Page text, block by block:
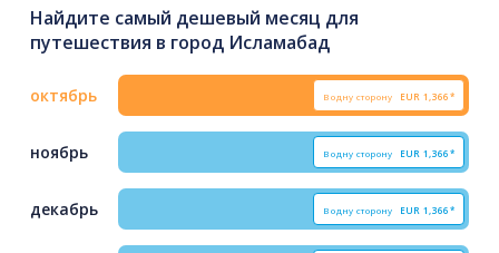
Найдите самый дешевый месяц для
путешествия в город Исламабад
октябрь В одну сторону EUR 1,366*
ноябрь В одну сторону EUR 1,366*
декабрь В одну сторону EUR 1,366*